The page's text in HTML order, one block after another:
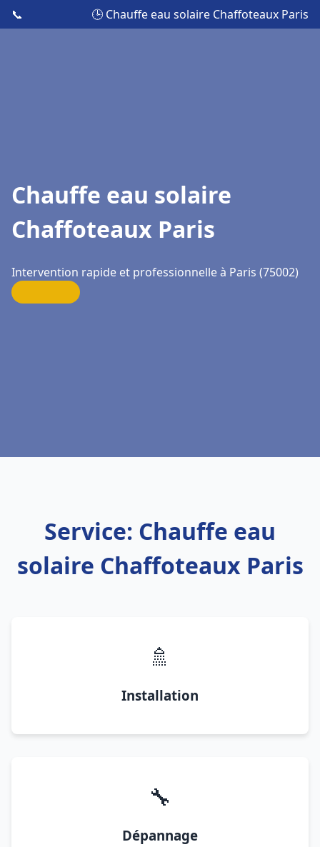
📞 🕒 Chauffe eau solaire Chaffoteaux Paris
Chauffe eau solaire
Chaffoteaux Paris
Intervention rapide et professionnelle à Paris (75002)
Service: Chauffe eau
solaire Chaffoteaux Paris
🚿
Installation
🔧
Dépannage